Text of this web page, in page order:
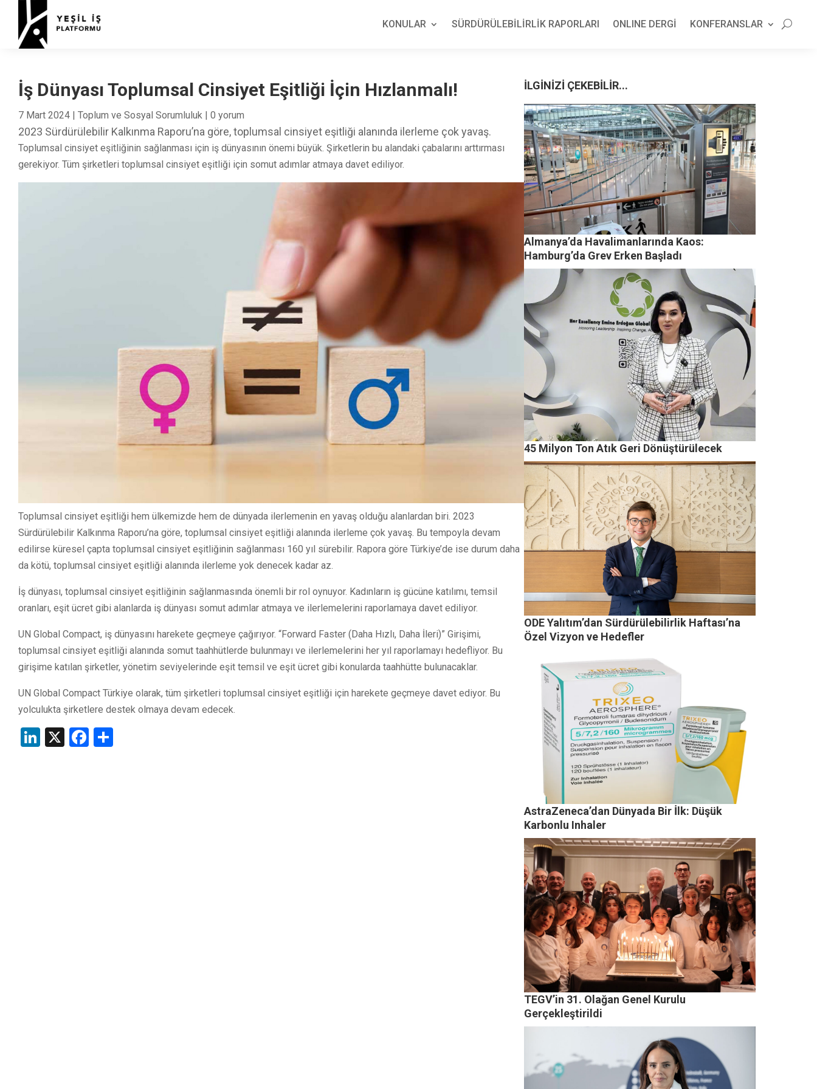
KONULAR SÜRDÜRÜLEBİLİRLİK RAPORLARI ONLINE DERGİ KONFERANSLAR
İş Dünyası Toplumsal Cinsiyet Eşitliği İçin Hızlanmalı!
7 Mart 2024 | Toplum ve Sosyal Sorumluluk | 0 yorum
2023 Sürdürülebilir Kalkınma Raporu’na göre, toplumsal cinsiyet eşitliği alanında ilerleme çok yavaş.
Toplumsal cinsiyet eşitliğinin sağlanması için iş dünyasının önemi büyük. Şirketlerin bu alandaki çabalarını arttırması
gerekiyor. Tüm şirketleri toplumsal cinsiyet eşitliği için somut adımlar atmaya davet ediliyor.
Toplumsal cinsiyet eşitliği hem ülkemizde hem de dünyada ilerlemenin en yavaş olduğu alanlardan biri. 2023
Sürdürülebilir Kalkınma Raporu’na göre, toplumsal cinsiyet eşitliği alanında ilerleme çok yavaş. Bu tempoyla devam
edilirse küresel çapta toplumsal cinsiyet eşitliğinin sağlanması 160 yıl sürebilir. Rapora göre Türkiye’de ise durum daha
da kötü, toplumsal cinsiyet eşitliği alanında ilerleme yok denecek kadar az.
İş dünyası, toplumsal cinsiyet eşitliğinin sağlanmasında önemli bir rol oynuyor. Kadınların iş gücüne katılımı, temsil
oranları, eşit ücret gibi alanlarda iş dünyası somut adımlar atmaya ve ilerlemelerini raporlamaya davet ediliyor.
UN Global Compact, iş dünyasını harekete geçmeye çağırıyor. “Forward Faster (Daha Hızlı, Daha İleri)” Girişimi,
toplumsal cinsiyet eşitliği alanında somut taahhütlerde bulunmayı ve ilerlemelerini her yıl raporlamayı hedefliyor. Bu
girişime katılan şirketler, yönetim seviyelerinde eşit temsil ve eşit ücret gibi konularda taahhütte bulunacaklar.
UN Global Compact Türkiye olarak, tüm şirketleri toplumsal cinsiyet eşitliği için harekete geçmeye davet ediyor. Bu
yolculukta şirketlere destek olmaya devam edecek.
LinkedIn
X Facebook
İLGİNİZİ ÇEKEBİLİR...
Almanya’da Havalimanlarında Kaos:
Hamburg’da Grev Erken Başladı
45 Milyon Ton Atık Geri Dönüştürülecek
ODE Yalıtım’dan Sürdürülebilirlik Haftası’na
Özel Vizyon ve Hedefler
AstraZeneca’dan Dünyada Bir İlk: Düşük
Karbonlu Inhaler
TEGV’in 31. Olağan Genel Kurulu
Gerçekleştirildi